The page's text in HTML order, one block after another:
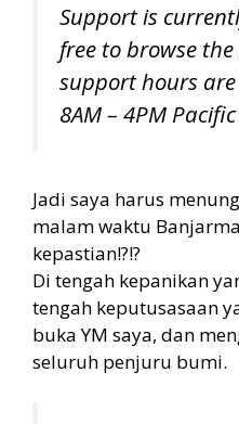
Support is
free to browse
support hours
8AM – 4PM
Jadi saya harus
malam waktu
kepastian!?!?
Di tengah kepanikan
tengah keputusasaan
buka YM saya, dan
seluruh penjuru bumi.